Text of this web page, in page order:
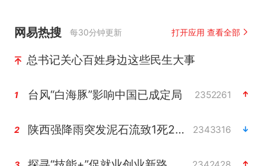
网易热搜 每30分钟更新 打开应用 查看全部
总书记关心百姓身边这些民生大事
1 台风“白海豚”影响中国已成定局 2352261
2 陕西强降雨突发泥石流致1死2失联 2343316